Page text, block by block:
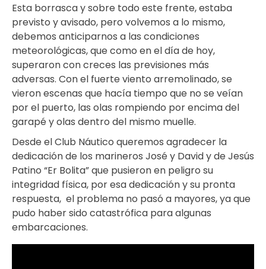
Esta borrasca y sobre todo este frente, estaba
previsto y avisado, pero volvemos a lo mismo,
debemos anticiparnos a las condiciones
meteorológicas, que como en el día de hoy,
superaron con creces las previsiones más
adversas. Con el fuerte viento arremolinado, se
vieron escenas que hacía tiempo que no se veían
por el puerto, las olas rompiendo por encima del
garapé y olas dentro del mismo muelle.
Desde el Club Náutico queremos agradecer la
dedicación de los marineros José y David y de Jesús
Patino “Er Bolita” que pusieron en peligro su
integridad física, por esa dedicación y su pronta
respuesta, el problema no pasó a mayores, ya que
pudo haber sido catastrófica para algunas
embarcaciones.